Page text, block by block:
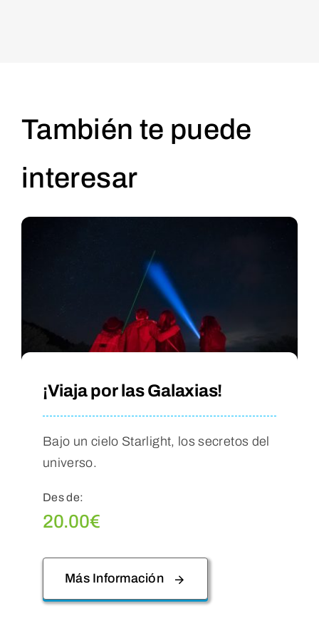
También te puede
interesar
¡Viaja por las Galaxias!
Bajo un cielo Starlight, los secretos del
universo.
Des de:
20.00€
Más Información